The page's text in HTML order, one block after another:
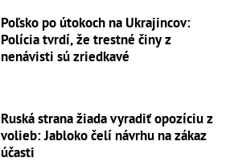
Poľsko po útokoch na Ukrajincov:
Polícia tvrdí, že trestné činy z
nenávisti sú zriedkavé
Ruská strana žiada vyradiť opozíciu z
volieb: Jabloko čelí návrhu na zákaz
účasti